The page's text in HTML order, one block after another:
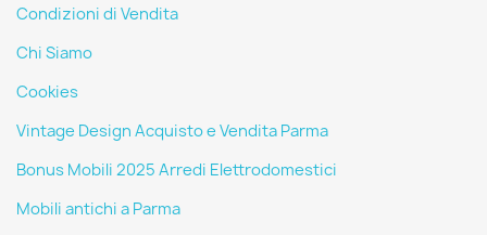
Condizioni di Vendita
Chi Siamo
Cookies
Vintage Design Acquisto e Vendita Parma
Bonus Mobili 2025 Arredi Elettrodomestici
Mobili antichi a Parma